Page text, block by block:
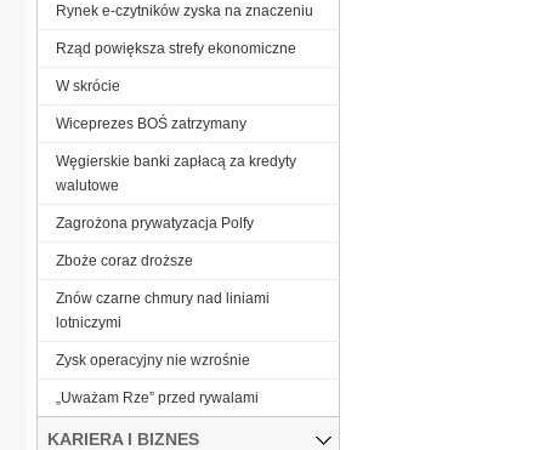
Rynek e-czytników zyska na znaczeniu
Rząd powiększa strefy ekonomiczne
W skrócie
Wiceprezes BOŚ zatrzymany
Węgierskie banki zapłacą za kredyty
walutowe
Zagrożona prywatyzacja Polfy
Zboże coraz droższe
Znów czarne chmury nad liniami
lotniczymi
Zysk operacyjny nie wzrośnie
„Uważam Rze” przed rywalami
KARIERA I BIZNES